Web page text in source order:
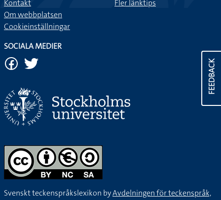
FEEDBACK
Kontakt
Om webbplatsen
Cookieinställningar
Fler länktips
SOCIALA MEDIER
Svenskt teckenspråkslexikon byAvdelningen för teckenspråk,